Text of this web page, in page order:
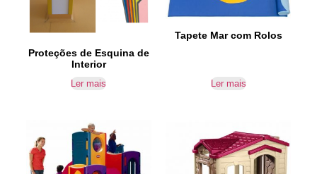
Proteções de Esquina de
Interior
Ler mais
Tapete Mar com Rolos
Ler mais